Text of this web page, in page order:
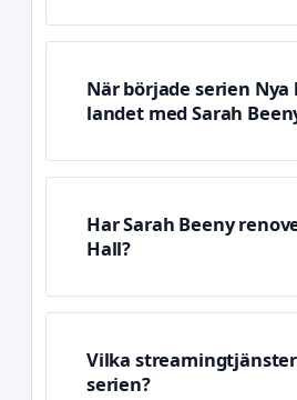
När började serien Nya
landet med Sarah
Har Sarah Beeny
Hall?
Vilka
serien?